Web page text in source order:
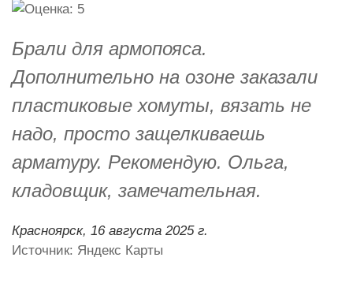
Брали для армопояса.
Дополнительно на озоне заказали
пластиковые хомуты, вязать не
надо, просто защелкиваешь
арматуру. Рекомендую. Ольга,
кладовщик, замечательная.
Красноярск, 16 августа 2025 г.
Источник: Яндекс Карты